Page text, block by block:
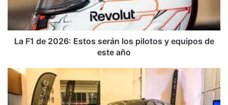
los
y
equipos
año
La F1 de 2026: Estos serán los pilotos y equipos de
este año
Nuevo
Cadillac
Escalade